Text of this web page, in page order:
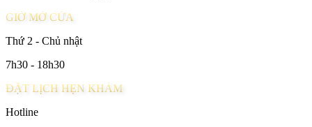
GIỜ MỞ CỬA
Thứ 2 - Chủ nhật
7h30 - 18h30
ĐẶT LỊCH HẸN KHÁM
Hotline